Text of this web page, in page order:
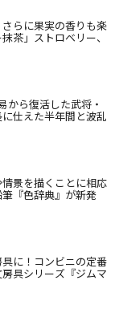
らに果実の香りも楽
茶」ストロベリー、
から復活した武将・
仕えた半年間と波乱
景を描くことに相応
『色辞典』が新発
に！コンビニの定番
具シリーズ『ジムマ